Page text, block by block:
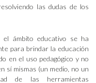
las dudas de los
ámbito educativo se ha
para brindar la educación
en el uso pedagógico y no
sí mismas (un medio, no un
de las herramientas